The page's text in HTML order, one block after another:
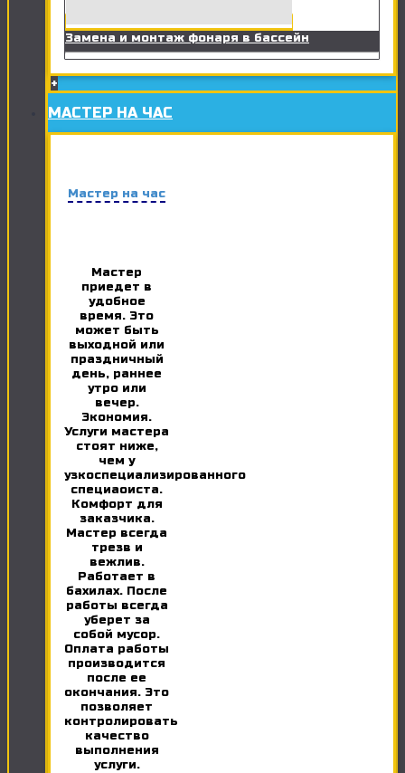
Замена и монтаж фонаря в бассейн
+
МАСТЕР НА ЧАС
Мастер на час
Мастер
приедет в
удобное
время. Это
может быть
выходной или
праздничный
день, раннее
утро или
вечер.
Экономия.
Услуги мастера
стоят ниже,
чем у
узкоспециализированного
специаоиста.
Комфорт для
заказчика.
Мастер всегда
трезв и
вежлив.
Работает в
бахилах. После
работы всегда
уберет за
собой мусор.
Оплата работы
производится
после ее
окончания. Это
позволяет
контролировать
качество
выполнения
услуги.